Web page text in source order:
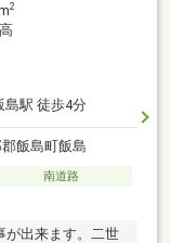
2
島駅 徒歩4分
飯島町飯島
南道路
が出来ます。二世